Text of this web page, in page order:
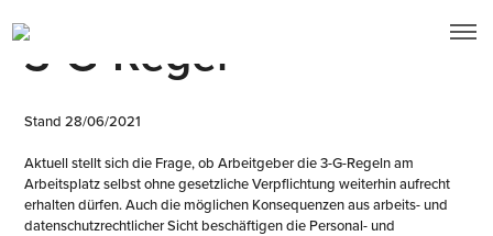
3-G-Regel
Stand 28/06/2021
Aktuell stellt sich die Frage, ob Arbeitgeber die 3-G-Regeln am
Arbeitsplatz selbst ohne gesetzliche Verpflichtung weiterhin aufrecht
erhalten dürfen. Auch die möglichen Konsequenzen aus arbeits- und
datenschutzrechtlicher Sicht beschäftigen die Personal- und